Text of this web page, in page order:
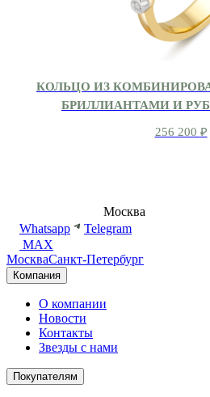
КОЛЬЦО ИЗ
БРИЛЛИАНТАМИ И
256 200 ₽
Москва
Whatsapp
Telegram
MAX
МоскваСанкт-Петербург
Компания
О компании
Новости
Контакты
Звезды с нами
Покупателям